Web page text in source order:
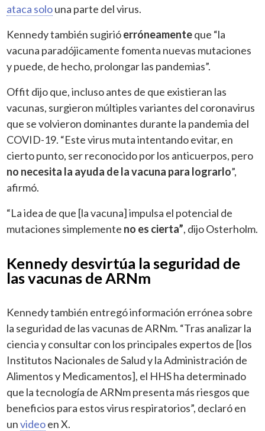
ataca solouna parte del virus.
Kennedy también sugirióerróneamenteque “la
vacuna paradójicamente fomenta nuevas mutaciones
y puede, de hecho, prolongar las pandemias”.
Offit dijo que, incluso antes de que existieran las
vacunas, surgieron múltiples variantes del coronavirus
que se volvieron dominantes durante la pandemia del
COVID-19. “Este virus muta intentando evitar, en
cierto punto, ser reconocido por los anticuerpos, pero
no necesita la ayuda de la vacuna para lograrlo”,
afirmó.
“La idea de que [la vacuna] impulsa el potencial de
mutaciones simplemente no es cierta”, dijo Osterholm.
Kennedy desvirtúa la seguridad de
las vacunas de ARNm
Kennedy también entregó información errónea sobre
la seguridad de las vacunas de ARNm. “Tras analizar la
ciencia y consultar con los principales expertos de [los
Institutos Nacionales de Salud y la Administración de
Alimentos y Medicamentos], el HHS ha determinado
que la tecnología de ARNm presenta más riesgos que
beneficios para estos virus respiratorios”, declaró en
unvideoen X.